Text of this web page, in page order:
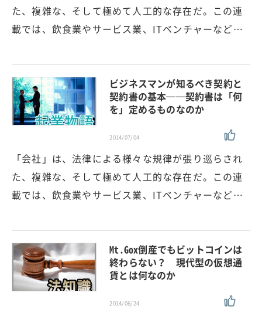
た、複雑な、そして極めて人工的な存在だ。この連
載では、飲食業やサービス業、ITベンチャーなど…
ビジネスマンが知るべき契約と
契約書の基本──契約書は「何
を」定めるものなのか
2014/07/04
「会社」は、法律による様々な規律が張り巡らされ
た、複雑な、そして極めて人工的な存在だ。この連
載では、飲食業やサービス業、ITベンチャーなど…
Mt.Gox倒産でもビットコインは
終わらない？ 現代型の仮想通
貨とは何なのか
2014/06/24